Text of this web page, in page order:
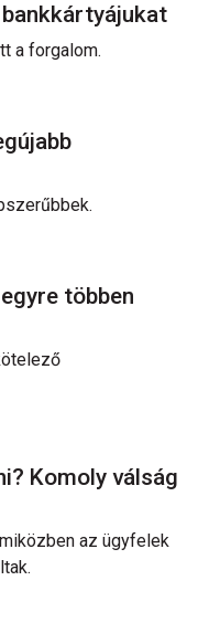
a forgalom.
többen
Komoly válság
az ügyfelek